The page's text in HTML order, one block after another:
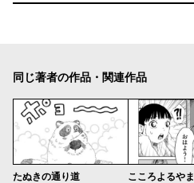
同じ著者の作品・関連作品
たぬきの通り道 こころよるやま